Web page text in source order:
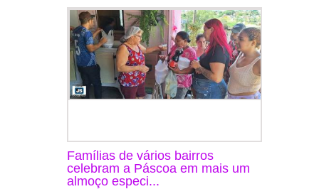
Famílias de vários bairros
celebram a Páscoa em mais um
almoço especi...